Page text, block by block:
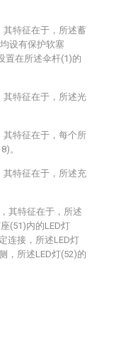
其特征在于，所述蓄
设有保护软塞
置在所述伞杆(1)的
其特征在于，所述光
其特征在于，每个所
。
其特征在于，所述充
其特征在于，所述
(51)内的LED灯
连接，所述LED灯
，所述LED灯(52)的